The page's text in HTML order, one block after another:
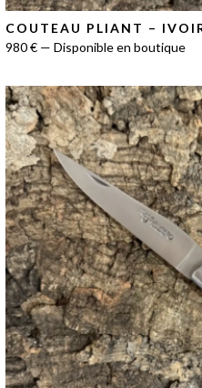
COUTEAU PLIANT –
980 € — Disponible en boutique